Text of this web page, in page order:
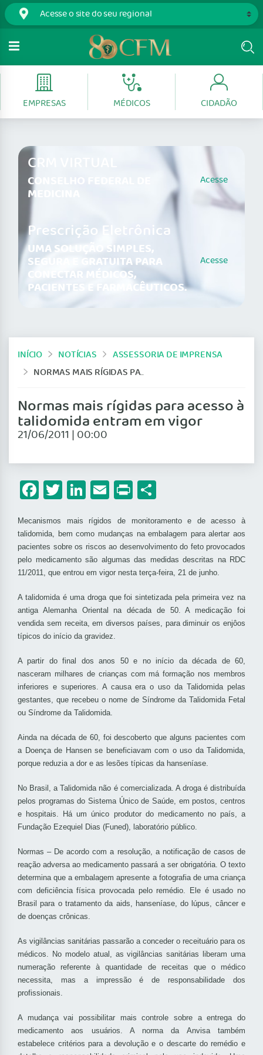
EMPRESAS MÉDICOS CIDADÃO
CRM VIRTUAL
CONSELHO FEDERAL DE
MEDICINA
Acesse
Prescrição Eletrônica
UMA SOLUÇÃO SIMPLES,
SEGURA E GRATUITA PARA
CONECTAR MÉDICOS,
PACIENTES E FARMACÊUTICOS.
Acesse
INÍCIO NOTÍCIAS
ASSESSORIA DE IMPRENSA
NORMAS MAIS RÍGIDAS PARA ACESSO À TALIDOMIDA ENTRAM EM VIGOR
Normas mais rígidas para acesso à
talidomida entram em vigor
21/06/2011 | 00:00
Facebook
Twitter
LinkedIn
Email
Print
Mecanismos mais rígidos de monitoramento e de acesso à
talidomida, bem como mudanças na embalagem para alertar aos
pacientes sobre os riscos ao desenvolvimento do feto provocados
pelo medicamento são algumas das medidas descritas na RDC
11/2011, que entrou em vigor nesta terça-feira, 21 de junho.
A talidomida é uma droga que foi sintetizada pela primeira vez na
antiga Alemanha Oriental na década de 50. A medicação foi
vendida sem receita, em diversos países, para diminuir os enjôos
típicos do início da gravidez.
A partir do final dos anos 50 e no início da década de 60,
nasceram milhares de crianças com má formação nos membros
inferiores e superiores. A causa era o uso da Talidomida pelas
gestantes, que recebeu o nome de Síndrome da Talidomida Fetal
ou Síndrome da Talidomida.
Ainda na década de 60, foi descoberto que alguns pacientes com
a Doença de Hansen se beneficiavam com o uso da Talidomida,
porque reduzia a dor e as lesões típicas da hanseníase.
No Brasil, a Talidomida não é comercializada. A droga é distribuída
pelos programas do Sistema Único de Saúde, em postos, centros
e hospitais. Há um único produtor do medicamento no país, a
Fundação Ezequiel Dias (Funed), laboratório público.
Normas – De acordo com a resolução, a notificação de casos de
reação adversa ao medicamento passará a ser obrigatória. O texto
determina que a embalagem apresente a fotografia de uma criança
com deficiência física provocada pelo remédio. Ele é usado no
Brasil para o tratamento da aids, hanseníase, do lúpus, câncer e
de doenças crônicas.
As vigilâncias sanitárias passarão a conceder o receituário para os
médicos. No modelo atual, as vigilâncias sanitárias liberam uma
numeração referente à quantidade de receitas que o médico
necessita, mas a impressão é de responsabilidade dos
profissionais.
A mudança vai possibilitar mais controle sobre a entrega do
medicamento aos usuários. A norma da Anvisa também
estabelece critérios para a devolução e o descarte do remédio e